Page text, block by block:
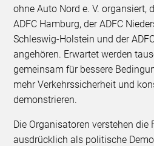
ohne Auto Nord e. V. organsiert,
ADFC Hamburg, der ADFC
Schleswig-Holstein und der
angehören. Erwartet werden
gemeinsam für bessere
mehr Verkehrssicherheit und
demonstrieren.
Die Organisatoren verstehen die
ausdrücklich als politische